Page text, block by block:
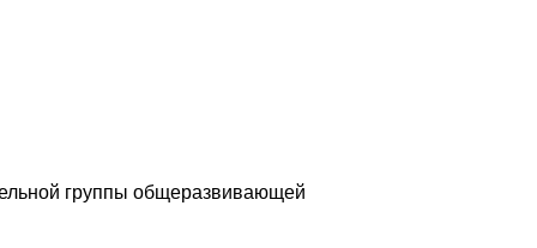
группы общеразвивающей